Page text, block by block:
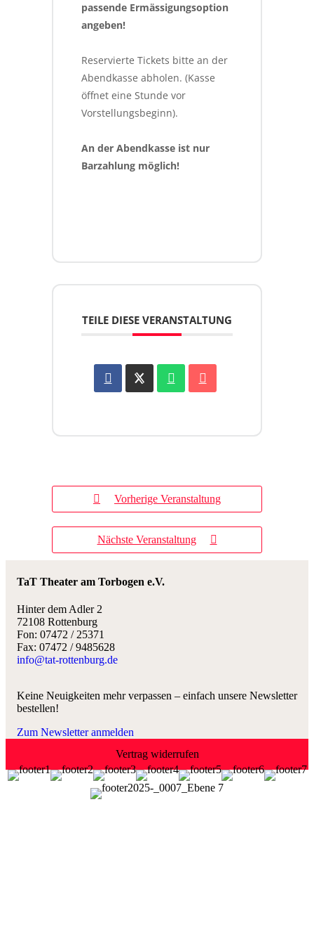
passende Ermässigungsoption
angeben!
Reservierte Tickets bitte an der
Abendkasse abholen. (Kasse
öffnet eine Stunde vor
Vorstellungsbeginn).
An der Abendkasse ist nur
Barzahlung möglich!
TEILE DIESE VERANSTALTUNG
Vorherige Veranstaltung
Nächste Veranstaltung
TaT Theater am Torbogen e.V.
Hinter dem Adler 2
72108 Rottenburg
Fon: 07472 / 25371
Fax: 07472 / 9485628
info@tat-rottenburg.de
Keine Neuigkeiten mehr verpassen – einfach unsere Newsletter
bestellen!
Zum Newsletter anmelden
Vertrag widerrufen